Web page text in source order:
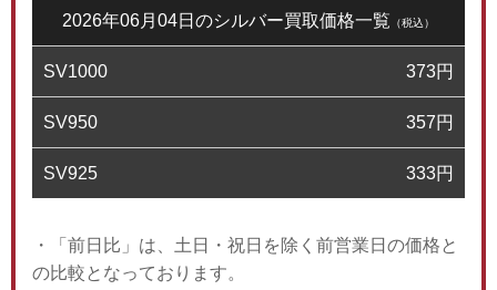
2026年06月04日のシルバー買取価格一覧 （税込）
SV1000 373円
SV950 357円
SV925 333円
・「前日比」は、土日・祝日を除く前営業日の価格と
の比較となっております。